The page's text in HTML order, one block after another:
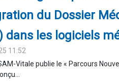
du Dossier
dans les logiciels
11:52
Vitale publie le « Parcours